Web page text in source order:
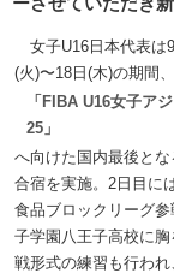
女子U16日本代表は
(火)〜18日(木)の期間、
「FIBA U16女子ア
25」
へ向けた国内最後と
合宿を実施。2日目に
食品ブロックリーグ参
子学園八王子高校に
戦形式の練習も行われ